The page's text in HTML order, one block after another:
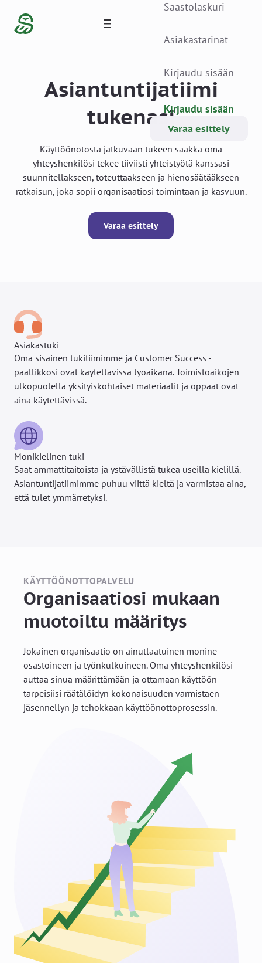
Säästölaskuri
Asiakastarinat
Kirjaudu sisään
Kirjaudu sisään
Varaa esittely
Asiantuntijatiimi
tukenasi
Käyttöönotosta jatkuvaan tukeen saakka oma
yhteyshenkilösi tekee tiiviisti yhteistyötä kanssasi
suunnitellakseen, toteuttaakseen ja hienosäätääkseen
ratkaisun, joka sopii organisaatiosi toimintaan ja kasvuun.
Varaa esittely
Asiakastuki
Oma sisäinen tukitiimimme ja Customer Success -
päällikkösi ovat käytettävissä työaikana. Toimistoaikojen
ulkopuolella yksityiskohtaiset materiaalit ja oppaat ovat
aina käytettävissä.
Monikielinen tuki
Saat ammattitaitoista ja ystävällistä tukea useilla kielillä.
Asiantuntijatiimimme puhuu viittä kieltä ja varmistaa aina,
että tulet ymmärretyksi.
KÄYTTÖÖNOTTOPALVELU
Organisaatiosi mukaan
muotoiltu määritys
Jokainen organisaatio on ainutlaatuinen monine
osastoineen ja työnkulkuineen. Oma yhteyshenkilösi
auttaa sinua määrittämään ja ottamaan käyttöön
tarpeisiisi räätälöidyn kokonaisuuden varmistaen
jäsennellyn ja tehokkaan käyttöönottoprosessin.